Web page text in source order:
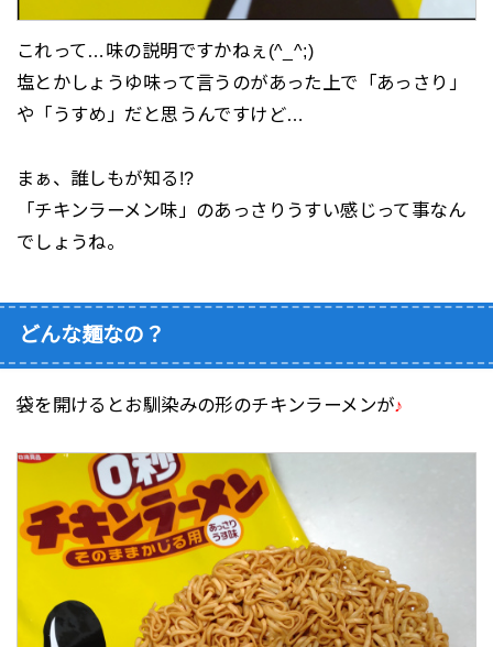
これって…味の説明ですかねぇ(^_^;)
塩とかしょうゆ味って言うのがあった上で「あっさり」
や「うすめ」だと思うんですけど…
まぁ、誰しもが知る!?
「チキンラーメン味」のあっさりうすい感じって事なん
でしょうね。
どんな麺なの？
袋を開けるとお馴染みの形のチキンラーメンが♪